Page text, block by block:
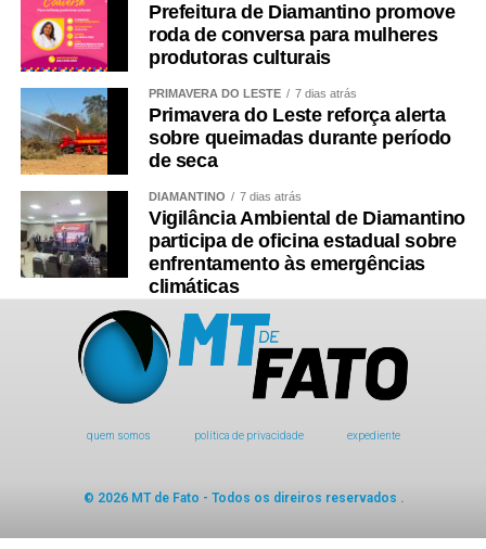
Prefeitura de Diamantino promove
roda de conversa para mulheres
produtoras culturais
PRIMAVERA DO LESTE 7 dias atrás
Primavera do Leste reforça alerta
sobre queimadas durante período
de seca
DIAMANTINO 7 dias atrás
Vigilância Ambiental de Diamantino
participa de oficina estadual sobre
enfrentamento às emergências
climáticas
quem somos política de privacidade expediente
© 2026 MT de Fato - Todos os direiros reservados .